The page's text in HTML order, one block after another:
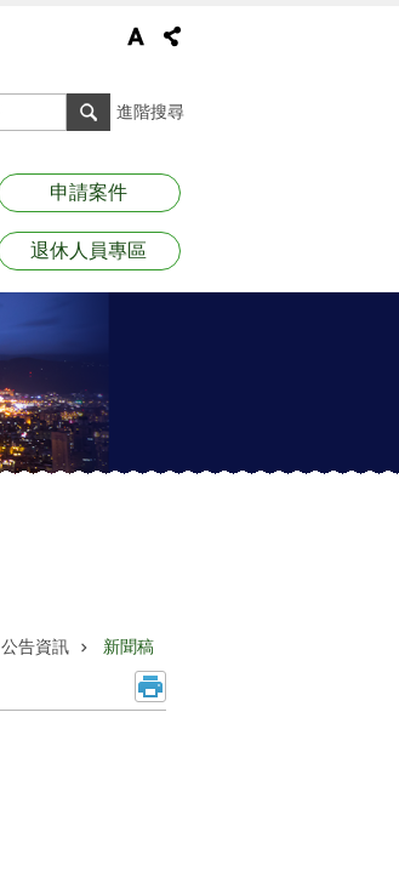
進階搜尋
申請案件
退休人員專區
公告資訊 新聞稿